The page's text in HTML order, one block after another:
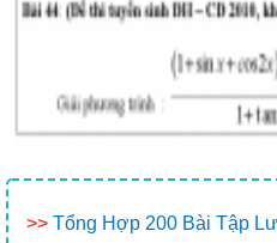
>> Tổng Hợp 200 Bài Tập